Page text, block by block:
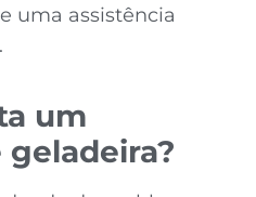
uma assistência
um